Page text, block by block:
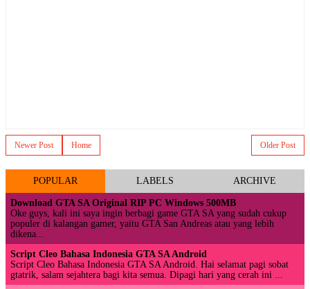
Newer Post Older Post
Home
POPULAR
Download GTA SA Original RIP PC Windows 500MB
Oke guys, kali ini saya ingin berbagi game GTA SA yang sudah cukup
populer di kalangan gamer, yaitu GTA San Andreas atau yang lebih
dikena...
Script Cleo Bahasa Indonesia GTA SA Android
Script Cleo Bahasa Indonesia GTA SA Android. Hai selamat pagi sobat
gtatrik, salam sejahtera bagi kita semua. Dipagi hari yang cerah ini ...
LABELS ARCHIVE